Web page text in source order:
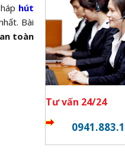
hút
Bài
toàn
Tư vấn 24/24